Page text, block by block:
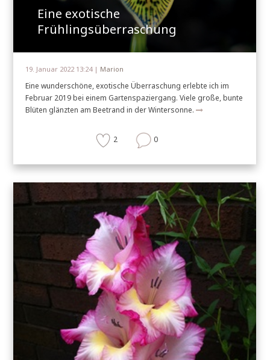
Eine exotische
Frühlingsüberraschung
19. Januar 2022 13:24 | Marion
Eine wunderschöne, exotische Überraschung erlebte ich im
Februar 2019 bei einem Gartenspaziergang. Viele große, bunte
Blüten glänzten am Beetrand in der Wintersonne.
2 0